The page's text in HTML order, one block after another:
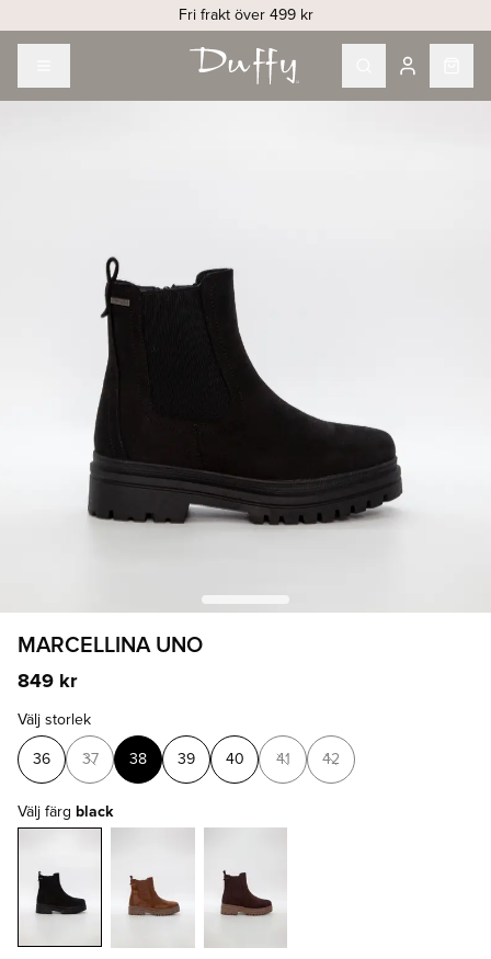
Fri frakt över 499 kr
MARCELLINA UNO
849 kr
Välj storlek
36 37 38 39 40 41 42
Välj färg black